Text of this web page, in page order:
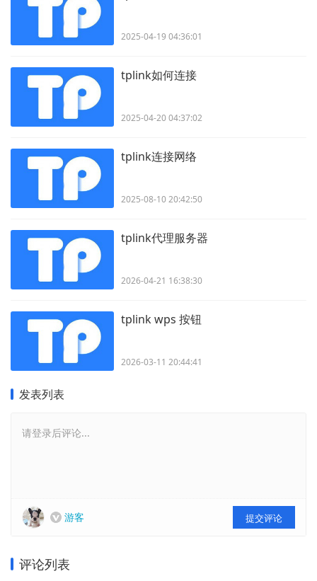
2025-04-19 04:36:01
tplink如何连接
2025-04-20 04:37:02
tplink连接网络
2025-08-10 20:42:50
tplink代理服务器
2026-04-21 16:38:30
tplink wps 按钮
2026-03-11 20:44:41
发表列表
请登录后评论...
游客 提交评论
评论列表